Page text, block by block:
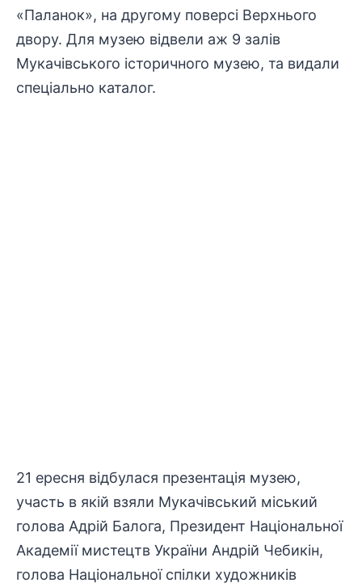
«Паланок», на другому поверсі Верхнього
двору. Для музею відвели аж 9 залів
Мукачівського історичного музею, та видали
спеціально каталог.
21 ересня відбулася презентація музею,
участь в якій взяли Мукачівський міський
голова Адрій Балога, Президент Національної
Академії мистецтв України Андрій Чебикін,
голова Національної спілки художників